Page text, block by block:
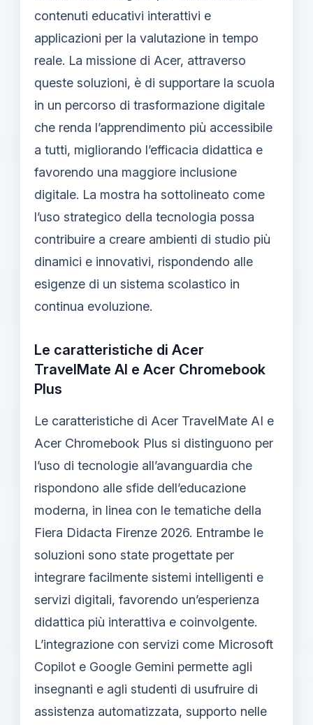
contenuti educativi interattivi e
applicazioni per la valutazione in tempo
reale. La missione di Acer, attraverso
queste soluzioni, è di supportare la scuola
in un percorso di trasformazione digitale
che renda l’apprendimento più accessibile
a tutti, migliorando l’efficacia didattica e
favorendo una maggiore inclusione
digitale. La mostra ha sottolineato come
l’uso strategico della tecnologia possa
contribuire a creare ambienti di studio più
dinamici e innovativi, rispondendo alle
esigenze di un sistema scolastico in
continua evoluzione.
Le caratteristiche di Acer
TravelMate AI e Acer Chromebook
Plus
Le caratteristiche di Acer TravelMate AI e
Acer Chromebook Plus si distinguono per
l’uso di tecnologie all’avanguardia che
rispondono alle sfide dell’educazione
moderna, in linea con le tematiche della
Fiera Didacta Firenze 2026. Entrambe le
soluzioni sono state progettate per
integrare facilmente sistemi intelligenti e
servizi digitali, favorendo un’esperienza
didattica più interattiva e coinvolgente.
L’integrazione con servizi come Microsoft
Copilot e Google Gemini permette agli
insegnanti e agli studenti di usufruire di
assistenza automatizzata, supporto nelle